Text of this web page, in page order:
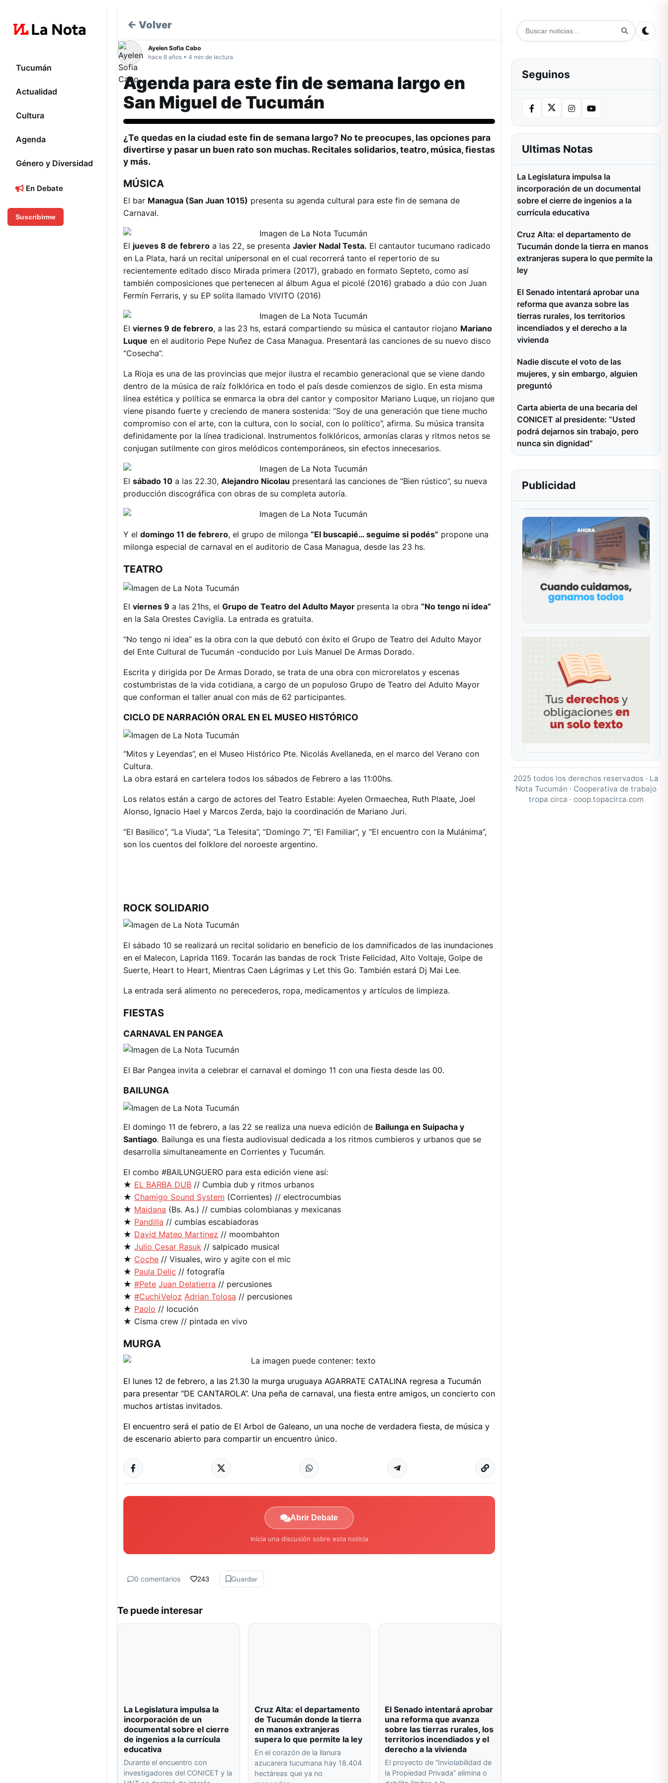
Tucumán
Actualidad
Cultura
Agenda
Género y Diversidad
En Debate
Suscribirme
← Volver
Ayelen Sofia Cabo
hace 8 años • 4 min de lectura
Agenda para este fin de semana largo en
San Miguel de Tucumán
¿Te quedas en la ciudad este fin de semana largo? No te preocupes, las opciones para
divertirse y pasar un buen rato son muchas. Recitales solidarios, teatro, música, fiestas
y más.
MÚSICA
El bar Managua (San Juan 1015) presenta su agenda cultural para este fin de semana de
Carnaval.
El jueves 8 de febrero a las 22, se presenta Javier Nadal Testa. El cantautor tucumano radicado
en La Plata, hará un recital unipersonal en el cual recorrerá tanto el repertorio de su
recientemente editado disco Mirada primera (2017), grabado en formato Septeto, como así
también composiciones que pertenecen al álbum Agua el picolé (2016) grabado a dúo con Juan
Fermín Ferraris, y su EP solita llamado VIVITO (2016)
El viernes 9 de febrero, a las 23 hs, estará compartiendo su música el cantautor riojano Mariano
Luque en el auditorio Pepe Nuñez de Casa Managua. Presentará las canciones de su nuevo disco
“Cosecha”.
La Rioja es una de las provincias que mejor ilustra el recambio generacional que se viene dando
dentro de la música de raíz folklórica en todo el país desde comienzos de siglo. En esta misma
línea estética y política se enmarca la obra del cantor y compositor Mariano Luque, un riojano que
viene pisando fuerte y creciendo de manera sostenida: “Soy de una generación que tiene mucho
compromiso con el arte, con la cultura, con lo social, con lo político”, afirma. Su música transita
definidamente por la línea tradicional. Instrumentos folklóricos, armonías claras y ritmos netos se
conjugan sutilmente con giros melódicos contemporáneos, sin efectos innecesarios.
El sábado 10 a las 22.30, Alejandro Nicolau presentará las canciones de “Bien rústico”, su nueva
producción discográfica con obras de su completa autoría.
Y el domingo 11 de febrero, el grupo de milonga “El buscapié… seguime si podés” propone una
milonga especial de carnaval en el auditorio de Casa Managua, desde las 23 hs.
TEATRO
El viernes 9 a las 21hs, el Grupo de Teatro del Adulto Mayor presenta la obra “No tengo ni idea”
en la Sala Orestes Caviglia. La entrada es gratuita.
“No tengo ni idea” es la obra con la que debutó con éxito el Grupo de Teatro del Adulto Mayor
del Ente Cultural de Tucumán -conducido por Luis Manuel De Armas Dorado.
Escrita y dirigida por De Armas Dorado, se trata de una obra con microrelatos y escenas
costumbristas de la vida cotidiana, a cargo de un populoso Grupo de Teatro del Adulto Mayor
que conforman el taller anual con más de 62 participantes.
CICLO DE NARRACIÓN ORAL EN EL MUSEO HISTÓRICO
“Mitos y Leyendas”, en el Museo Histórico Pte. Nicolás Avellaneda, en el marco del Verano con
Cultura.
La obra estará en cartelera todos los sábados de Febrero a las 11:00hs.
Los relatos están a cargo de actores del Teatro Estable: Ayelen Ormaechea, Ruth Plaate, Joel
Alonso, Ignacio Hael y Marcos Zerda, bajo la coordinación de Mariano Juri.
“El Basilico”, “La Viuda”, “La Telesita”, “Domingo 7”, “El Familiar”, y “El encuentro con la Mulánima”,
son los cuentos del folklore del noroeste argentino.
ROCK SOLIDARIO
El sábado 10 se realizará un recital solidario en beneficio de los damnificados de las inundaciones
en el Malecon, Laprida 1169. Tocarán las bandas de rock Triste Felicidad, Alto Voltaje, Golpe de
Suerte, Heart to Heart, Mientras Caen Lágrimas y Let this Go. También estará Dj Mai Lee.
La entrada será alimento no perecederos, ropa, medicamentos y artículos de limpieza.
FIESTAS
CARNAVAL EN PANGEA
El Bar Pangea invita a celebrar el carnaval el domingo 11 con una fiesta desde las 00.
BAILUNGA
El domingo 11 de febrero, a las 22 se realiza una nueva edición de Bailunga en Suipacha y
Santiago. Bailunga es una fiesta audiovisual dedicada a los ritmos cumbieros y urbanos que se
desarrolla simultaneamente en Corrientes y Tucumán.
El combo #BAILUNGUERO para esta edición viene así:
★ EL BARBA DUB // Cumbia dub y ritmos urbanos
★ Chamigo Sound System (Corrientes) // electrocumbias
★ Maidana (Bs. As.) // cumbias colombianas y mexicanas
★ Pandilla // cumbias escabiadoras
★ David Mateo Martinez // moombahton
★ Julio Cesar Rasuk // salpicado musical
★ Coche // Visuales, wiro y agite con el mic
★ Paula Delic // fotografía
★ #Pete Juan Delatierra // percusiones
★ #CuchiVeloz Adrian Tolosa // percusiones
★ Paolo // locución
★ Cisma crew // pintada en vivo
MURGA
El lunes 12 de febrero, a las 21.30 la murga uruguaya AGARRATE CATALINA regresa a Tucumán
para presentar “DE CANTAROLA”. Una peña de carnaval, una fiesta entre amigos, un concierto con
muchos artistas invitados.
El encuentro será el patio de El Arbol de Galeano, un una noche de verdadera fiesta, de música y
de escenario abierto para compartir un encuentro único.
Abrir Debate
Inicia una discusión sobre esta noticia
0 comentarios 243 Guardar
Te puede interesar
La Legislatura impulsa la
incorporación de un
documental sobre el cierre
de ingenios a la currícula
educativa
Durante el encuentro con
investigadores del CONICET y la
Cruz Alta: el departamento
de Tucumán donde la tierra
en manos extranjeras
supera lo que permite la ley
En el corazón de la llanura
azucarera tucumana hay 18.404
hectáreas que ya no
El Senado intentará aprobar
una reforma que avanza
sobre las tierras rurales, los
territorios incendiados y el
derecho a la vivienda
El proyecto de “Inviolabilidad de
la Propiedad Privada” elimina o
Seguinos
Ultimas Notas
La Legislatura impulsa la
incorporación de un documental
sobre el cierre de ingenios a la
currícula educativa
Cruz Alta: el departamento de
Tucumán donde la tierra en manos
extranjeras supera lo que permite la
ley
El Senado intentará aprobar una
reforma que avanza sobre las
tierras rurales, los territorios
incendiados y el derecho a la
vivienda
Nadie discute el voto de las
mujeres, y sin embargo, alguien
preguntó
Carta abierta de una becaria del
CONICET al presidente: “Usted
podrá dejarnos sin trabajo, pero
nunca sin dignidad”
Publicidad
2025 todos los derechos reservados · La
Nota Tucumán · Cooperativa de trabajo
tropa circa · coop.topacirca.com